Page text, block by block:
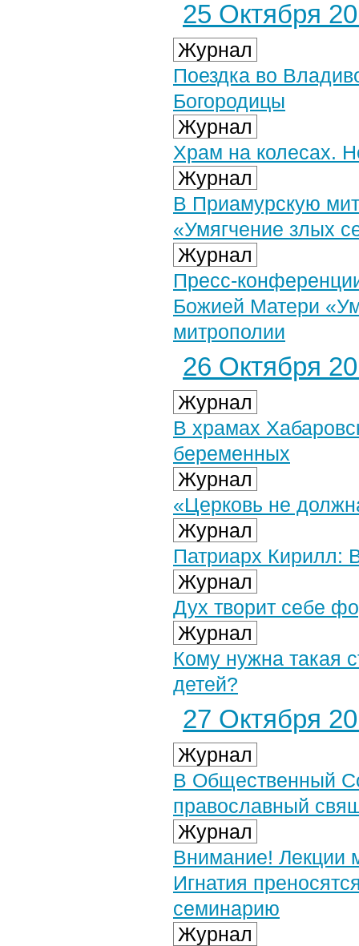
25 Октября
Журнал
Поездка во
Богородицы
Журнал
Храм на колесах.
Журнал
В Приамурскую
«Умягчение злых
Журнал
Пресс-
Божией Матери
митрополии
26 Октября
Журнал
В храмах
беременных
Журнал
«Церковь не
Журнал
Патриарх Кирилл:
Журнал
Дух творит себе
Журнал
Кому нужна такая
детей?
27 Октября
Журнал
В Общественный
православный
Журнал
Внимание! Лекции
Игнатия
семинарию
Журнал